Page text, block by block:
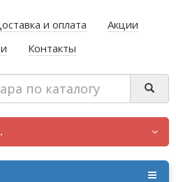
и оплата
Акции
Контакты